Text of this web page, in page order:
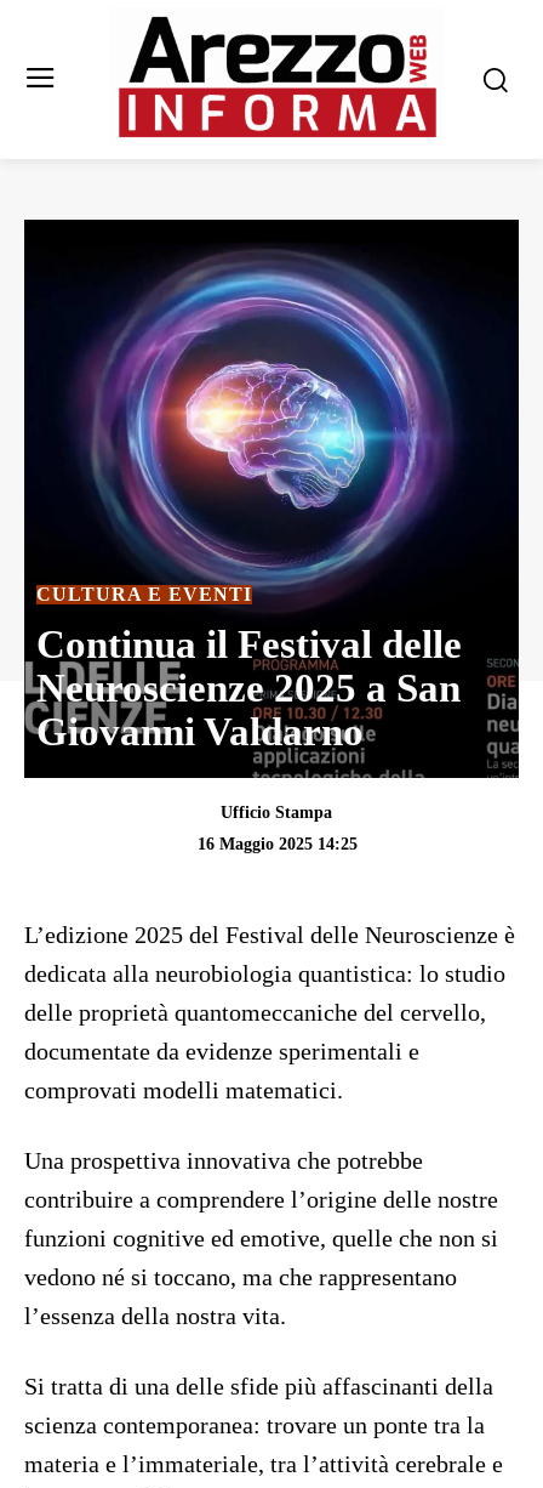
CULTURA E EVENTI
Continua il Festival delle
Neuroscienze 2025 a San
Giovanni Valdarno
Ufficio Stampa
16 Maggio 2025 14:25
L’edizione 2025 del Festival delle Neuroscienze è
dedicata alla neurobiologia quantistica: lo studio
delle proprietà quantomeccaniche del cervello,
documentate da evidenze sperimentali e
comprovati modelli matematici.
Una prospettiva innovativa che potrebbe
contribuire a comprendere l’origine delle nostre
funzioni cognitive ed emotive, quelle che non si
vedono né si toccano, ma che rappresentano
l’essenza della nostra vita.
Si tratta di una delle sfide più affascinanti della
scienza contemporanea: trovare un ponte tra la
materia e l’immateriale, tra l’attività cerebrale e